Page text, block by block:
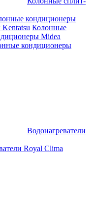
кондиционеры
Колонные
Midea
кондиционеры
Водонагреватели
Royal Clima